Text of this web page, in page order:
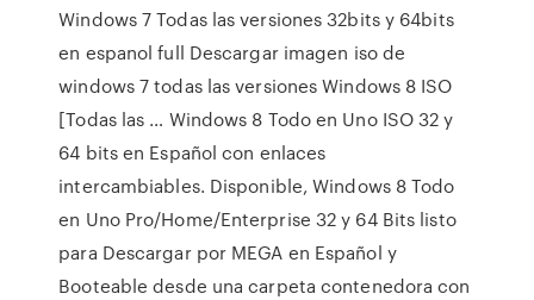
Windows 7 Todas las versiones 32bits y 64bits
en espanol full Descargar imagen iso de
windows 7 todas las versiones Windows 8 ISO
[Todas las … Windows 8 Todo en Uno ISO 32 y
64 bits en Español con enlaces
intercambiables. Disponible, Windows 8 Todo
en Uno Pro/Home/Enterprise 32 y 64 Bits listo
para Descargar por MEGA en Español y
Booteable desde una carpeta contenedora con